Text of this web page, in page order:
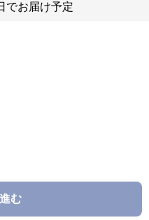
でお届け予定
む